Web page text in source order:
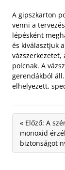
A gipszkarton
venni a
lépésként
és kiválasztjuk
polcnak. A
gerendákból
elhelyezett,
« Előző: A
monoxid
biztonságot